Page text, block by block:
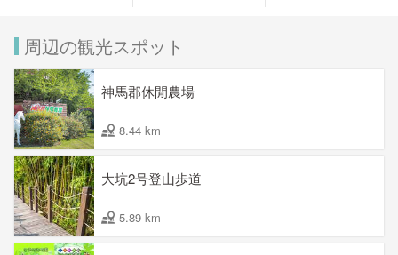
周辺の観光スポット
神馬郡休閒農場
8.44 km
大坑2号登山歩道
5.89 km